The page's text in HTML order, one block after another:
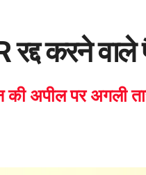
करने
अपील पर अगली